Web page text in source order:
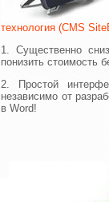
технология (CMS
1. Существенно
понизить стоимость
2. Простой
независимо от
в Word!